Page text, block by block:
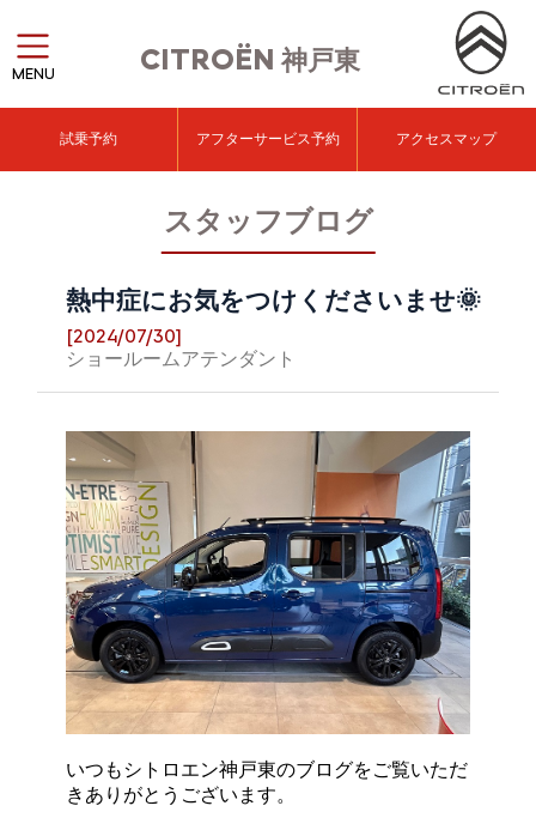
CITROËN神戸東
MENU
試乗予約 アフターサービス予約 アクセスマップ
スタッフブログ
熱中症にお気をつけくださいませ🌞
[2024/07/30]
ショールームアテンダント
いつもシトロエン神戸東のブログをご覧いただ
きありがとうございます。